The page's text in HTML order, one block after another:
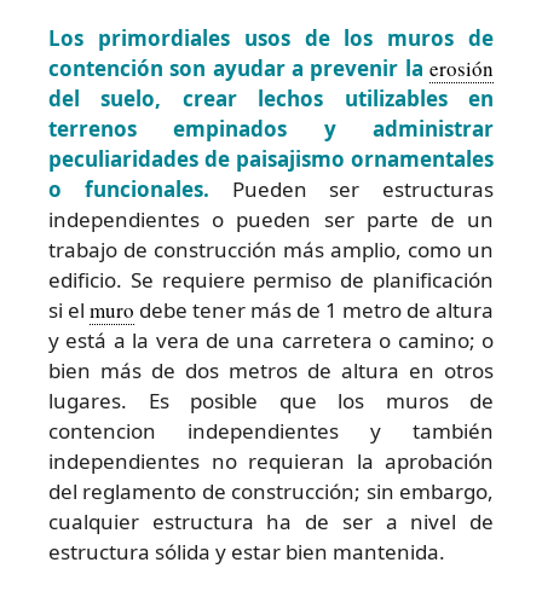
Los primordiales usos de los muros de
contención son ayudar a prevenir la erosión
del suelo, crear lechos utilizables en
terrenos empinados y administrar
peculiaridades de paisajismo ornamentales
o funcionales. Pueden ser estructuras
independientes o pueden ser parte de un
trabajo de construcción más amplio, como un
edificio. Se requiere permiso de planificación
si el muro debe tener más de 1 metro de altura
y está a la vera de una carretera o camino; o
bien más de dos metros de altura en otros
lugares. Es posible que los muros de
contencion independientes y también
independientes no requieran la aprobación
del reglamento de construcción; sin embargo,
cualquier estructura ha de ser a nivel de
estructura sólida y estar bien mantenida.